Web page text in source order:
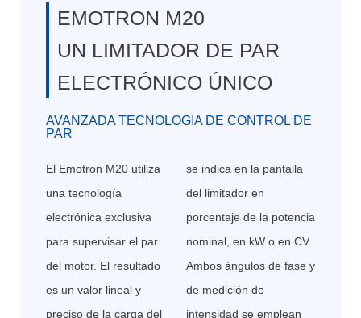
EMOTRON M20
UN LIMITADOR DE PAR
ELECTRÓNICO ÚNICO
AVANZADA TECNOLOGIA DE CONTROL DE
PAR
El Emotron M20 utiliza
una tecnología
electrónica exclusiva
para supervisar el par
del motor. El resultado
es un valor lineal y
preciso de la carga del
se indica en la pantalla
del limitador en
porcentaje de la potencia
nominal, en kW o en CV.
Ambos ángulos de fase y
de medición de
intensidad se emplean